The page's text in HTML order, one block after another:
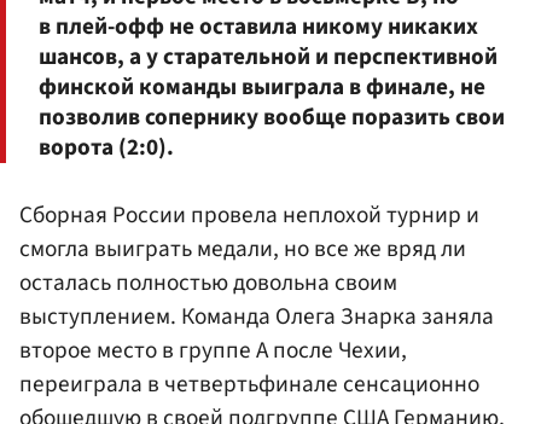
в плей-офф не оставила никому никаких
шансов, а у старательной и перспективной
финской команды выиграла в финале, не
позволив сопернику вообще поразить свои
ворота (2:0).
Сборная России провела неплохой турнир и
смогла выиграть медали, но все же вряд ли
осталась полностью довольна своим
выступлением. Команда Олега Знарка заняла
второе место в группе А после Чехии,
переиграла в четвертьфинале сенсационно